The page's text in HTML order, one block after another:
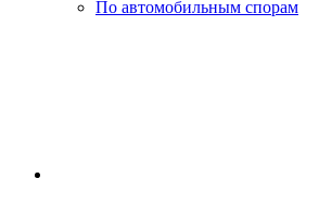
По автомобильным спорам